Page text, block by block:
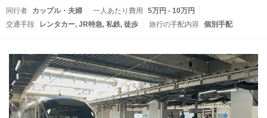
同行者 カップル・夫婦 一人あたり費用
5万円 - 10万円
交通手段
レンタカー JR特急 私鉄 徒歩 旅行の手配内容 個別手配